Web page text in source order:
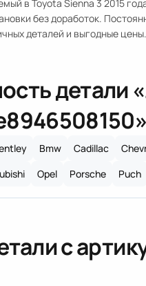
в Toyota Sienna 3 2015
без доработок.
деталей и выгодные цены.
детали «
8946508150»
Bmw Cadillac
Opel Porsche Puch
с